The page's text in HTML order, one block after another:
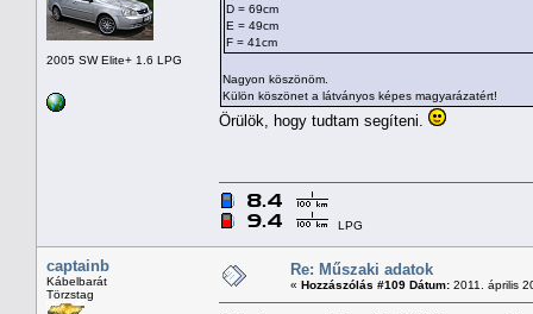
2005 SW Elite+ 1.6 LPG
D = 69cm
E = 49cm
F = 41cm
Nagyon köszönöm.
Külön köszönet a látványos képes magyarázatért!
Örülök, hogy tudtam segíteni.
LPG
captainb
Kábelbarát
Törzstag
Re: Műszaki adatok
« Hozzászólás #109 Dátum: 2011. április